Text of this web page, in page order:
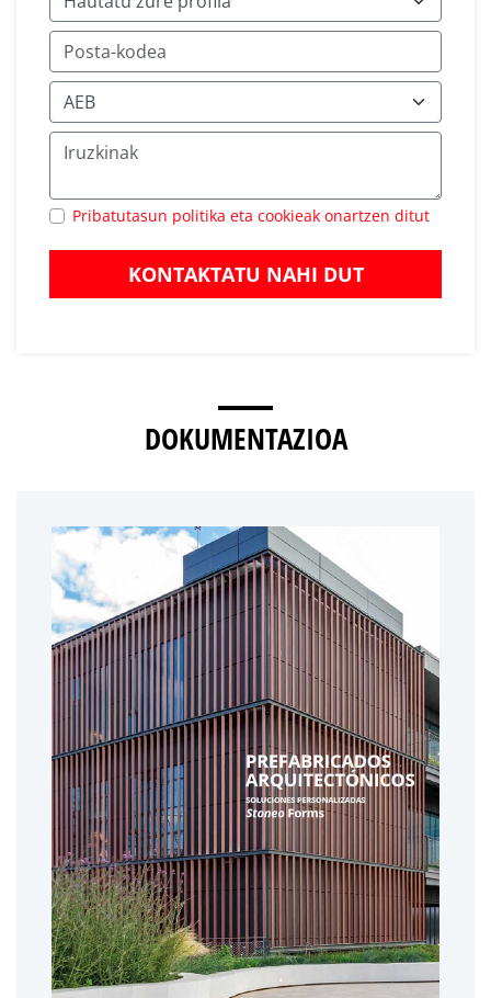
Pribatutasun politika eta cookieak onartzen ditut
KONTAKTATU NAHI DUT
DOKUMENTAZIOA